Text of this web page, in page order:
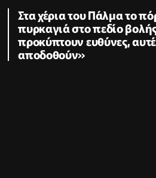
Στα χέρια του Πάλμα το
πυρκαγιά στο πεδίο
προκύπτουν ευθύνες,
αποδοθούν»